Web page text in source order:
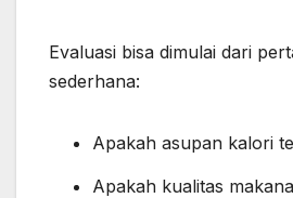
Evaluasi bisa dimulai dari
sederhana:
Apakah asupan kalori
Apakah kualitas